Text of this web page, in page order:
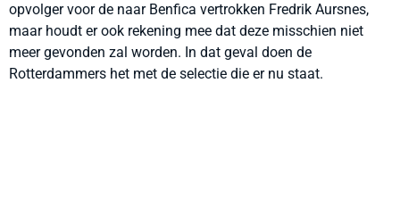
opvolger voor de naar Benfica vertrokken Fredrik Aursnes,
maar houdt er ook rekening mee dat deze misschien niet
meer gevonden zal worden. In dat geval doen de
Rotterdammers het met de selectie die er nu staat.